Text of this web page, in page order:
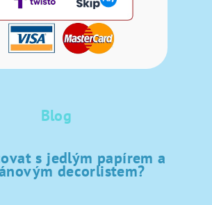
Blog
s jedlým papírem a
decorlistem?